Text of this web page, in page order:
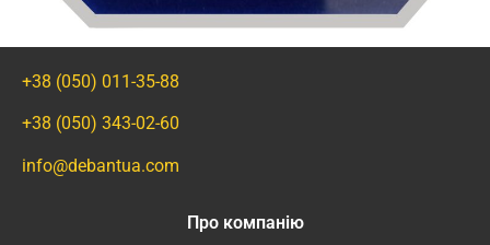
+38 (050) 011-35-88
+38 (050) 343-02-60
info@debantua.com
Про компанію